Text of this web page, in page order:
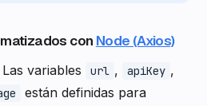
con Node (Axios)
variables url , apiKey ,
están definidas para